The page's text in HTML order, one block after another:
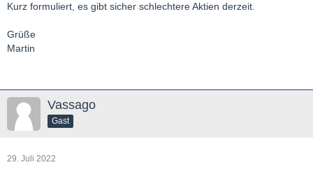
Kurz formuliert, es gibt sicher schlechtere Aktien derzeit.
Grüße
Martin
Vassago
Gast
29. Juli 2022